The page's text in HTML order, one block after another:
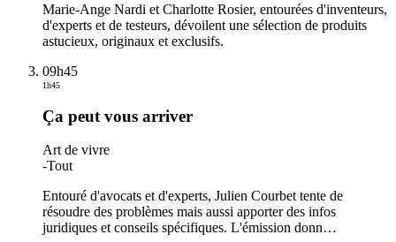
Marie-Ange Nardi et Charlotte Rosier, entourées d'inventeurs,
d'experts et de testeurs, dévoilent une sélection de produits
astucieux, originaux et exclusifs.
09h45
1h45
Ça peut vous arriver
Art de vivre
-Tout
Entouré d'avocats et d'experts, Julien Courbet tente de
résoudre des problèmes mais aussi apporter des infos
juridiques et conseils spécifiques. L'émission donn…